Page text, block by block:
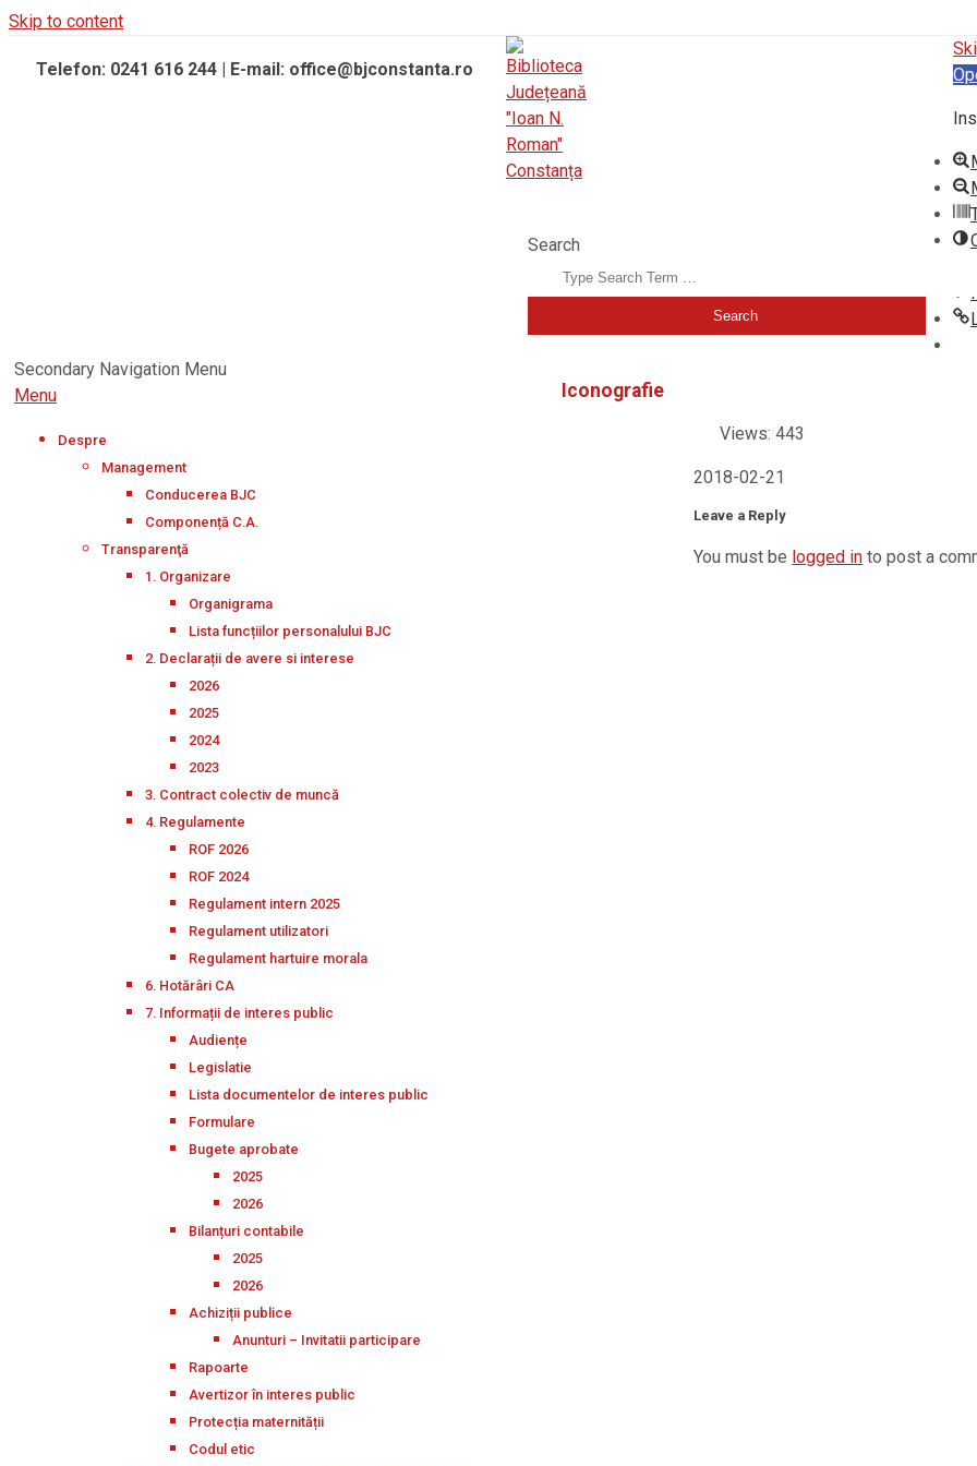
Skip to content
Telefon: 0241 616 244 | E-mail: office@bjconstanta.ro
BIBLIOTECA JUDEȚEANĂ "IOAN N. ROMAN" CONSTANȚA
Search
Secondary Navigation Menu
Menu
Despre
Management
Conducerea BJC
Componență C.A.
Transparenţă
1. Organizare
Organigrama
Lista funcțiilor personalului BJC
2. Declarații de avere si interese
2026
2025
2024
2023
3. Contract colectiv de muncă
4. Regulamente
ROF 2026
ROF 2024
Regulament intern 2025
Regulament utilizatori
Regulament hartuire morala
6. Hotărâri CA
7. Informații de interes public
Audiențe
Legislatie
Lista documentelor de interes public
Formulare
Bugete aprobate
2025
2026
Bilanțuri contabile
2025
2026
Achiziții publice
Anunturi – Invitatii participare
Rapoarte
Avertizor în interes public
Protecția maternității
Codul etic
Iconografie
Views: 443
2018-02-21
Leave a Reply
You must be logged in to post a